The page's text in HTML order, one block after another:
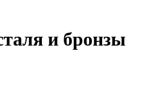
и бронзы